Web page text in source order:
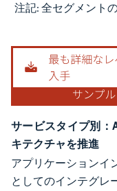
画像 © Mordor Intelligence
注記: 全セグメント
サービスタイプ別：
キテクチャを推進
アプリケーションイ
としてのインテグレ